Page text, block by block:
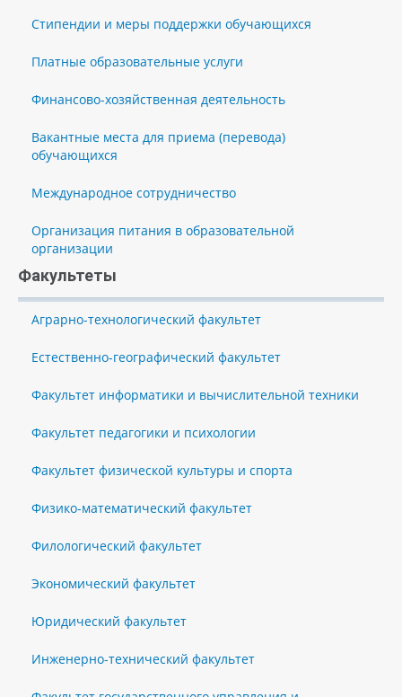
Стипендии и меры поддержки обучающихся
Платные образовательные услуги
Финансово-хозяйственная деятельность
Вакантные места для приема (перевода)
обучающихся
Международное сотрудничество
Организация питания в образовательной
организации
Факультеты
Аграрно-технологический факультет
Естественно-географический факультет
Факультет информатики и вычислительной техники
Факультет педагогики и психологии
Факультет физической культуры и спорта
Физико-математический факультет
Филологический факультет
Экономический факультет
Юридический факультет
Инженерно-технический факультет